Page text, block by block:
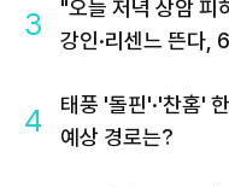
3
"오늘 저녁 상암 피
강인·리센느 뜬다,
4
태풍 '돌핀'·'찬홈'
예상 경로는?